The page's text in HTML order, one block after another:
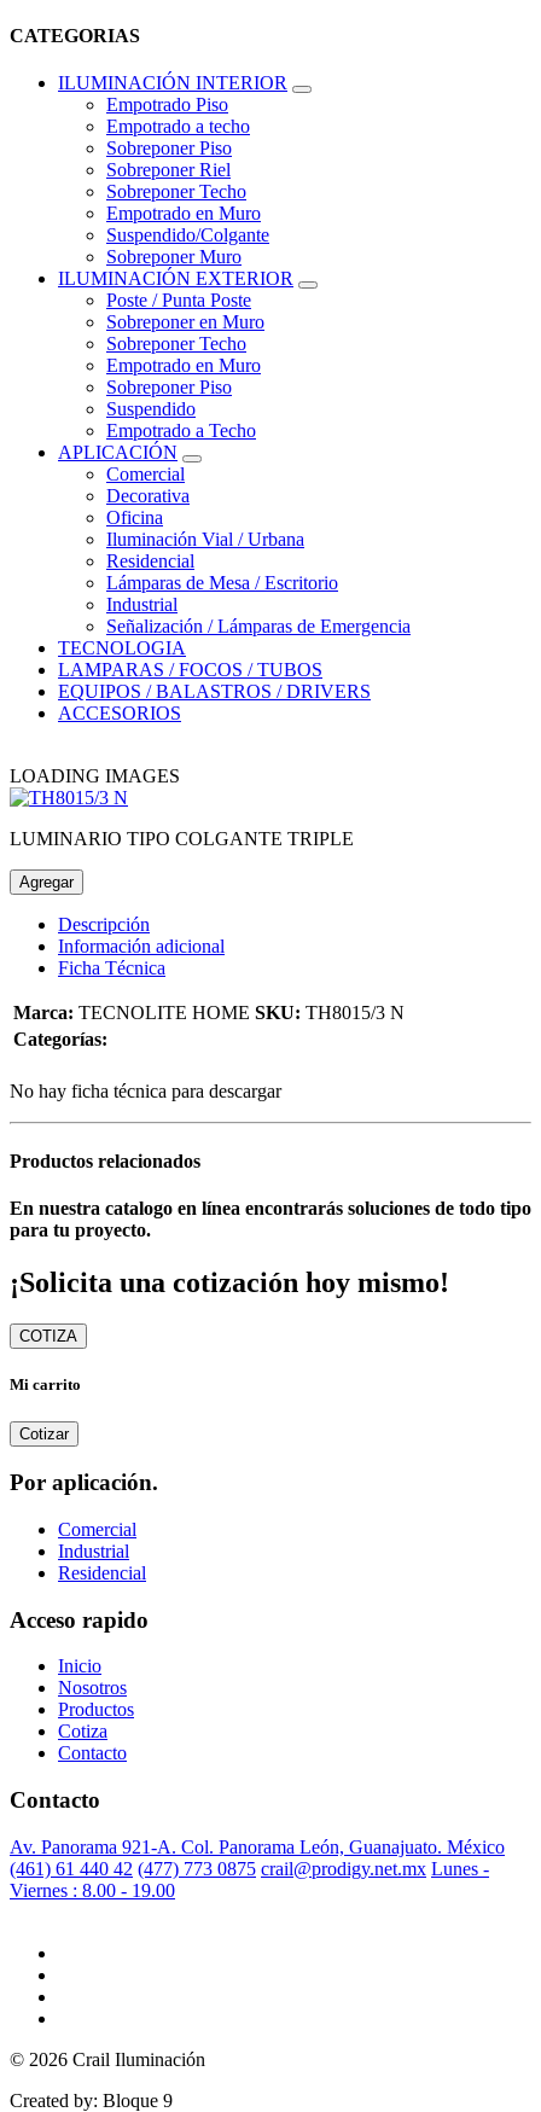
CATEGORIAS
ILUMINACIÓN INTERIOR
Empotrado Piso
Empotrado a techo
Sobreponer Piso
Sobreponer Riel
Sobreponer Techo
Empotrado en Muro
Suspendido/Colgante
Sobreponer Muro
ILUMINACIÓN EXTERIOR
Poste / Punta Poste
Sobreponer en Muro
Sobreponer Techo
Empotrado en Muro
Sobreponer Piso
Suspendido
Empotrado a Techo
APLICACIÓN
Comercial
Decorativa
Oficina
Iluminación Vial / Urbana
Residencial
Lámparas de Mesa / Escritorio
Industrial
Señalización / Lámparas de Emergencia
TECNOLOGIA
LAMPARAS / FOCOS / TUBOS
EQUIPOS / BALASTROS / DRIVERS
ACCESORIOS
LOADING IMAGES
LUMINARIO TIPO COLGANTE TRIPLE
Agregar
Descripción
Información adicional
Ficha Técnica
Marca: TECNOLITE HOME SKU: TH8015/3 N
Categorías:
No hay ficha técnica para descargar
Productos relacionados
En nuestra catalogo en línea encontrarás soluciones de todo tipo
para tu proyecto.
¡Solicita una cotización hoy mismo!
COTIZA
Mi carrito
Cotizar
Por aplicación.
Comercial
Industrial
Residencial
Acceso rapido
Inicio
Nosotros
Productos
Cotiza
Contacto
Contacto
Av. Panorama 921-A. Col. Panorama León, Guanajuato. México
(461) 61 440 42 (477) 773 0875 crail@prodigy.net.mx Lunes -
Viernes : 8.00 - 19.00
© 2026 Crail Iluminación
Created by: Bloque 9